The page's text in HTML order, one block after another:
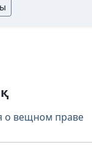
вещном праве